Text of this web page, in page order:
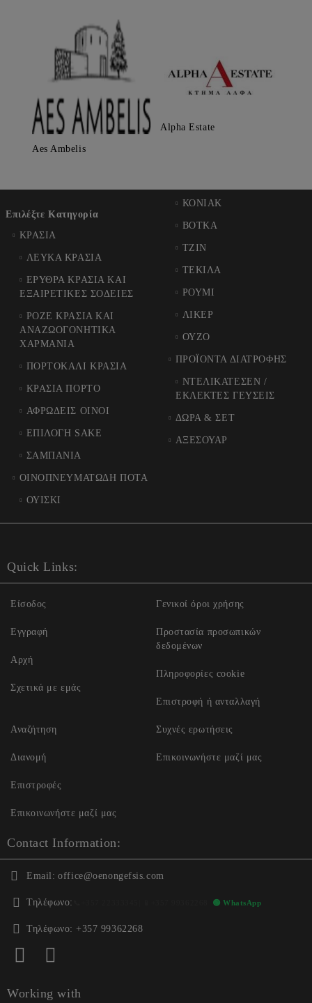
Aes Ambelis
Alpha Estate
Επιλέξτε Κατηγορία
ΚΡΑΣΙΑ
ΛΕΥΚΑ ΚΡΑΣΙΑ
ΕΡΥΘΡΑ ΚΡΑΣΙΑ ΚΑΙ
ΕΞΑΙΡΕΤΙΚΕΣ ΣΟΔΕΙΕΣ
ΡΟΖΕ ΚΡΑΣΙΑ ΚΑΙ
ΑΝΑΖΩΟΓΟΝΗΤΙΚΑ
ΧΑΡΜΑΝΙΑ
ΠΟΡΤΟΚΑΛΙ ΚΡΑΣΙΑ
ΚΡΑΣΙΑ ΠΟΡΤΟ
ΑΦΡΩΔΕΙΣ ΟΙΝΟΙ
ΕΠΙΛΟΓΗ SAKE
ΣΑΜΠΑΝΙΑ
ΟΙΝΟΠΝΕΥΜΑΤΩΔΗ ΠΟΤΑ
ΟΥΙΣΚΙ
ΚΟΝΙΑΚ
ΒΟΤΚΑ
ΤΖΙΝ
ΤΕΚΙΛΑ
ΡΟΥΜΙ
ΛΙΚΕΡ
ΟΥΖΟ
ΠΡΟΪΟΝΤΑ ΔΙΑΤΡΟΦΗΣ
ΝΤΕΛΙΚΑΤΕΣΕΝ /
ΕΚΛΕΚΤΕΣ ΓΕΥΣΕΙΣ
ΔΩΡΑ & ΣΕΤ
ΑΞΕΣΟΥΑΡ
Quick Links:
Είσοδος
Εγγραφή
Αρχή
Σχετικά με εμάς
Γενικοί όροι χρήσης
Προστασία προσωπικών
δεδομένων
Πληροφορίες cookie
Επιστροφή ή ανταλλαγή
Αναζήτηση
Διανομή
Επιστροφές
Επικοινωνήστε μαζί μας
Συχνές ερωτήσεις
Επικοινωνήστε μαζί μας
Contact Information:
Email: office@oenongefsis.com
Τηλέφωνο: 🟢 WhatsApp
Τηλέφωνο: +357 99362268
Working with